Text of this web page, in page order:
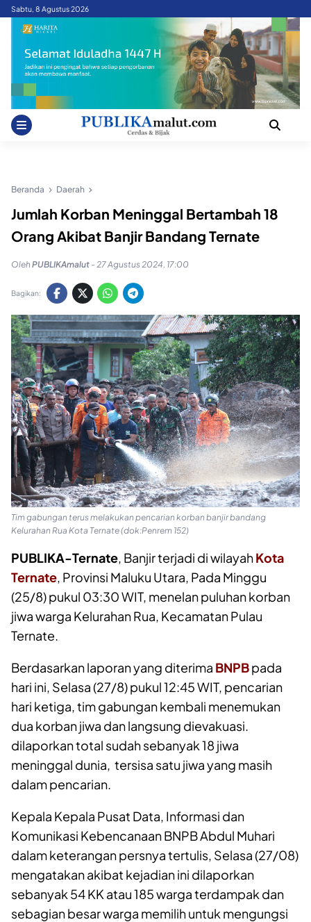
SkipSabtu, 8 Agustus 2026
Beranda Daerah
Jumlah Korban Meninggal Bertambah 18
Orang Akibat Banjir Bandang Ternate
OlehPUBLIKAmalut - 27 Agustus 2024, 17:00
Bagikan:
Tim gabungan terus melakukan pencarian korban banjir bandang
Kelurahan Rua Kota Ternate (dok:Penrem 152)
PUBLIKA-Ternate, Banjir terjadi di wilayahKota
Ternate, Provinsi Maluku Utara, Pada Minggu
(25/8) pukul 03:30 WIT, menelan puluhan korban
jiwa warga Kelurahan Rua, Kecamatan Pulau
Ternate.
Berdasarkan laporan yang diterima BNPBpada
hari ini, Selasa (27/8) pukul 12:45 WIT, pencarian
hari ketiga, tim gabungan kembali menemukan
dua korban jiwa dan langsung dievakuasi.
dilaporkan total sudah sebanyak 18 jiwa
meninggal dunia, tersisa satu jiwa yang masih
dalam pencarian.
Kepala Kepala Pusat Data, Informasi dan
Komunikasi Kebencanaan BNPB Abdul Muhari
dalam keterangan persnya tertulis, Selasa (27/08)
mengatakan akibat kejadian ini dilaporkan
sebanyak 54 KK atau 185 warga terdampak dan
sebagian besar warga memilih untuk mengungsi